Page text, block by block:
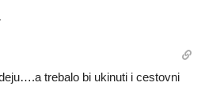
trebalo bi ukinuti i cestovni